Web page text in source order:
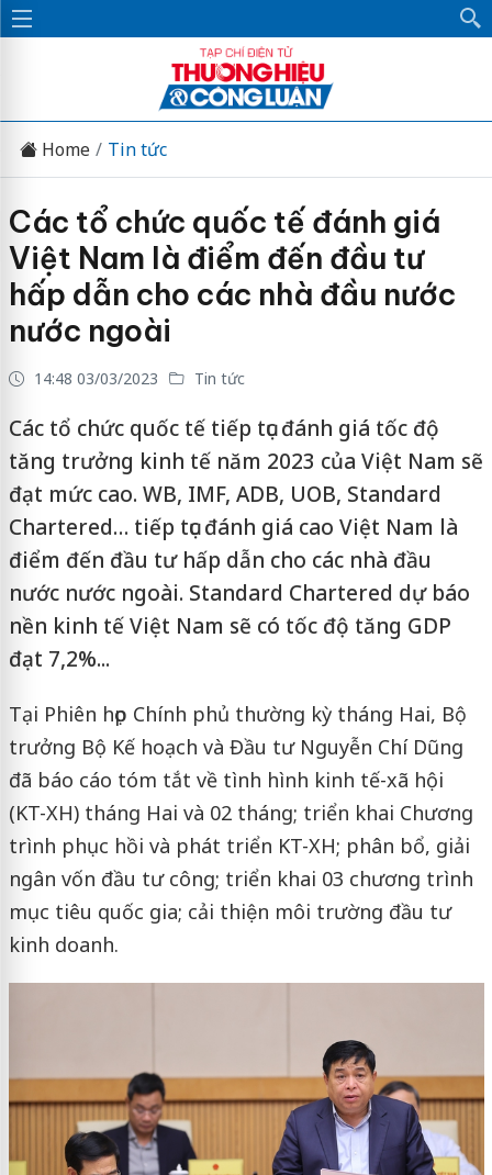
Home Tin tức
Các tổ chức quốc tế đánh giá
Việt Nam là điểm đến đầu tư
hấp dẫn cho các nhà đầu nước
nước ngoài
14:48 03/03/2023 Tin tức
Các tổ chức quốc tế tiếp tục đánh giá tốc độ
tăng trưởng kinh tế năm 2023 của Việt Nam sẽ
đạt mức cao. WB, IMF, ADB, UOB, Standard
Chartered… tiếp tục đánh giá cao Việt Nam là
điểm đến đầu tư hấp dẫn cho các nhà đầu
nước nước ngoài. Standard Chartered dự báo
nền kinh tế Việt Nam sẽ có tốc độ tăng GDP
đạt 7,2%...
Tại Phiên họp Chính phủ thường kỳ tháng Hai, Bộ
trưởng Bộ Kế hoạch và Đầu tư Nguyễn Chí Dũng
đã báo cáo tóm tắt về tình hình kinh tế-xã hội
(KT-XH) tháng Hai và 02 tháng; triển khai Chương
trình phục hồi và phát triển KT-XH; phân bổ, giải
ngân vốn đầu tư công; triển khai 03 chương trình
mục tiêu quốc gia; cải thiện môi trường đầu tư
kinh doanh.